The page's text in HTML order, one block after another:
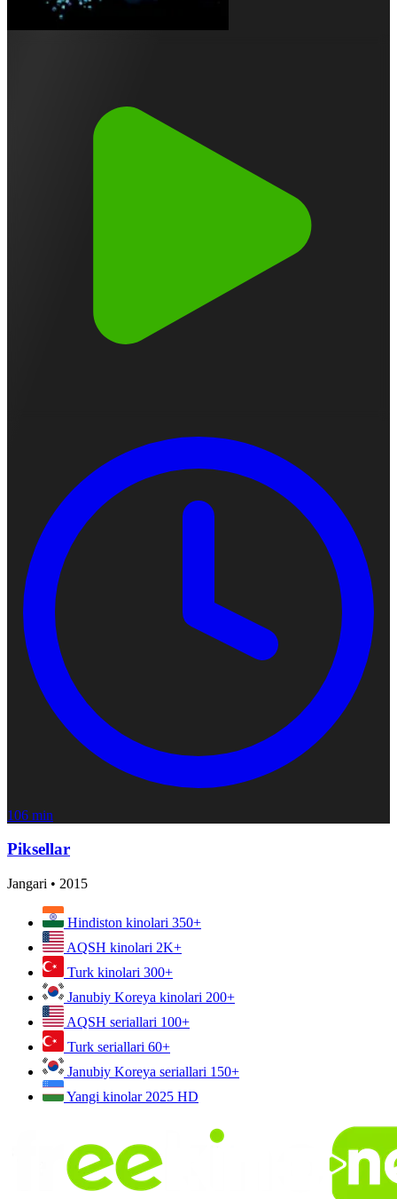
106 min
Piksellar
Jangari • 2015
Hindiston kinolari 350+
AQSH kinolari 2K+
Turk kinolari 300+
Janubiy Koreya kinolari 200+
AQSH seriallari 100+
Turk seriallari 60+
Janubiy Koreya seriallari 150+
Yangi kinolar 2025 HD